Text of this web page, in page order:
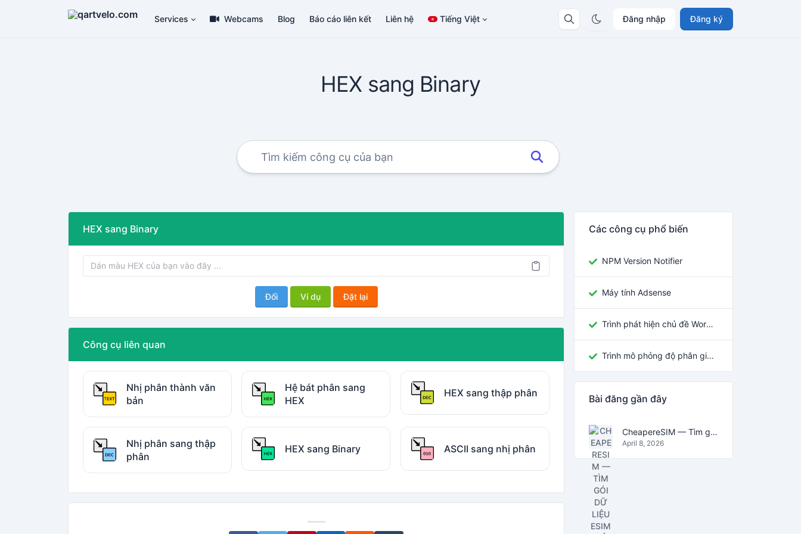
Đăng nhập Đăng ký
Services Webcams Blog Báo cáo liên kết Liên hệ Tiếng Việt
HEX sang Binary
HEX sang Binary
Đổi Ví dụ Đặt lại
Công cụ liên quan
Nhị phân thành văn
bản
Hệ bát phân sang
HEX
HEX sang thập phân
Nhị phân sang thập
phân
HEX sang Binary ASCII sang nhị phân
Các công cụ phổ biến
NPM Version Notifier
Máy tính Adsense
Trình phát hiện chủ đề WordPress
Trình mô phỏng độ phân giải màn hình
Bài đăng gần đây
CheapereSIM — Tìm gói dữ liệu eSIM rẻ nhất cho du lịch năm 2026
April 8, 2026